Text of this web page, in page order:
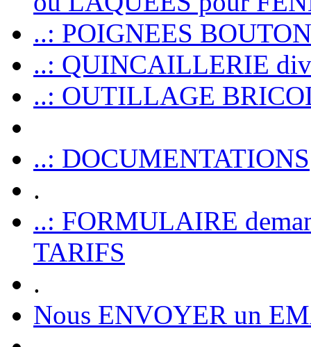
..: POIGNEES
..: QUINCAILLERIE
..: OUTILLAGE
..: DOCUMENTATIONS
.
..: FORMULAIRE
TARIFS
.
Nous ENVOYER un